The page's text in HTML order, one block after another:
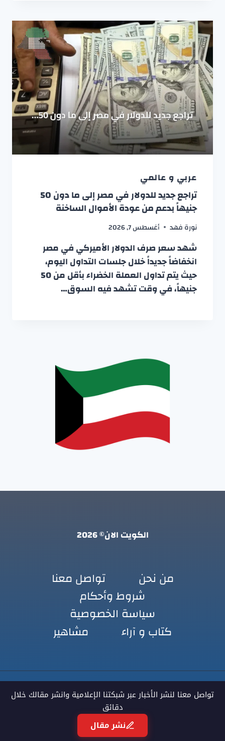
عربي و عالمي
تراجع جديد للدولار في مصر إلى ما دون 50
جنيهاً بدعم من عودة الأموال الساخنة
نورة فهد أغسطس 7, 2026
شهد سعر صرف الدولار الأميركي في مصر
انخفاضاً جديداً خلال جلسات التداول اليوم،
حيث يتم تداول العملة الخضراء بأقل من 50
جنيهاً، في وقت تشهد فيه السوق…
الكويت الان© 2026
من نحن
تواصل معنا
شروط وأحكام
سياسة الخصوصية
كتاب و آراء
مشاهير
تواصل معنا لنشر الأخبار عبر شبكتنا الإعلامية وانشر مقالك خلال
دقائق
نشر مقال